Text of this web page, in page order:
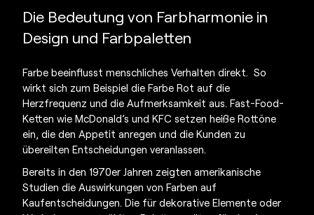
Die Bedeutung von Farbharmonie in
Design und Farbpaletten
Farbe beeinflusst menschliches Verhalten direkt. So
wirkt sich zum Beispiel die Farbe Rot auf die
Herzfrequenz und die Aufmerksamkeit aus. Fast-Food-
Ketten wie McDonald’s und KFC setzen heiße Rottöne
ein, die den Appetit anregen und die Kunden zu
übereilten Entscheidungen veranlassen.
Bereits in den 1970er Jahren zeigten amerikanische
Studien die Auswirkungen von Farben auf
Kaufentscheidungen. Die für dekorative Elemente oder